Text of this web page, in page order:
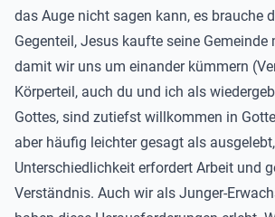
das Auge nicht sagen kann, es brauche
Gegenteil, Jesus kaufte seine Gemeinde
damit wir uns um einander kümmern
Körperteil, auch du und ich als
Gottes, sind zutiefst willkommen in
aber häufig leichter gesagt als
Unterschiedlichkeit erfordert Arbeit und
Verständnis. Auch wir als Junger-